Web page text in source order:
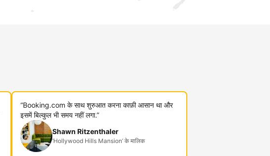
“Booking.com के साथ शुरुआत करना काफ़ी आसान था और
इसमें बिल्कुल भी समय नहीं लगा.”
Shawn Ritzenthaler
‘Hollywood Hills Mansion’ के मालिक